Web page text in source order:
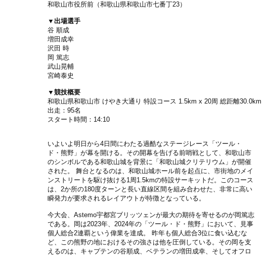
和歌山市役所前（和歌山県和歌山市七番丁23）
▼出場選手
谷 順成
増田成幸
沢田 時
岡 篤志
武山晃輔
宮崎泰史
▼競技概要
和歌山県和歌山市 けやき大通り 特設コース 1.5km x 20周 総距離30.0km
出走：95名
スタート時間：14:10
いよいよ明日から4日間にわたる過酷なステージレース「ツール・
ド・熊野」が幕を開ける。その開幕を告げる前哨戦として、和歌山市
のシンボルである和歌山城を背景に「和歌山城クリテリウム」が開催
された。 舞台となるのは、和歌山城ホール前を起点に、市街地のメイ
ンストリートを駆け抜ける1周1.5kmの特設サーキットだ。このコース
は、2か所の180度ターンと長い直線区間を組み合わせた、非常に高い
瞬発力が要求されるレイアウトが特徴となっている。
今大会、Astemo宇都宮ブリッツェンが最大の期待を寄せるのが岡篤志
である。岡は2023年、2024年の「ツール・ド・熊野」において、見事
個人総合2連覇という偉業を達成。 昨年も個人総合3位に食い込むな
ど、この熊野の地におけるその強さは他を圧倒している。その岡を支
えるのは、キャプテンの谷順成、ベテランの増田成幸、そしてオフロ